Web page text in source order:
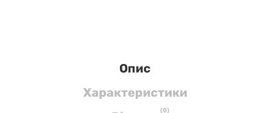
Опис
Характеристики
(0)